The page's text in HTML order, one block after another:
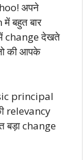
अपने
बहुत बार
change देखते
की आपके
principal
relevancy
बड़ा change